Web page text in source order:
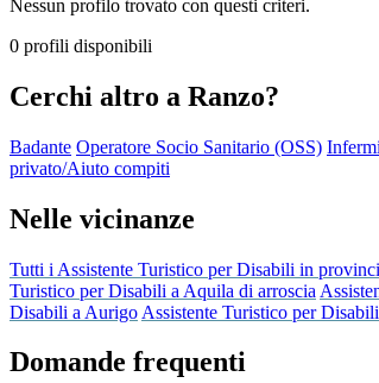
Nessun profilo trovato con questi criteri.
0 profili disponibili
Cerchi altro a Ranzo?
Badante Operatore Socio Sanitario (OSS)
privato/Aiuto compiti
Nelle vicinanze
Tutti i Assistente Turistico per Disabili in
Turistico per Disabili a Aquila di arroscia
Disabili a Aurigo Assistente Turistico per
Domande frequenti